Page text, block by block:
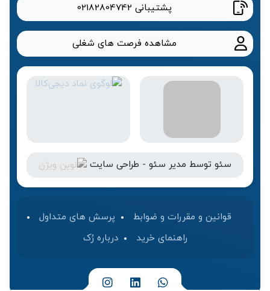
پشتیبانی 02182804742
مشاهده فرصت های شغلی
سئو توسط مدیر سئو - طراحی سایت
قوانین و مقررات و ضوابط
پرسش های متداول
راهنمای خرید
درباره رُک‌